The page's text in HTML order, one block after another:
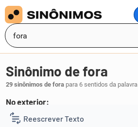
Reescrever Texto
Sinônimo de fora
29 sinônimos de fora para 6 sentidos da palavra
No exterior:
1 afastado,distante